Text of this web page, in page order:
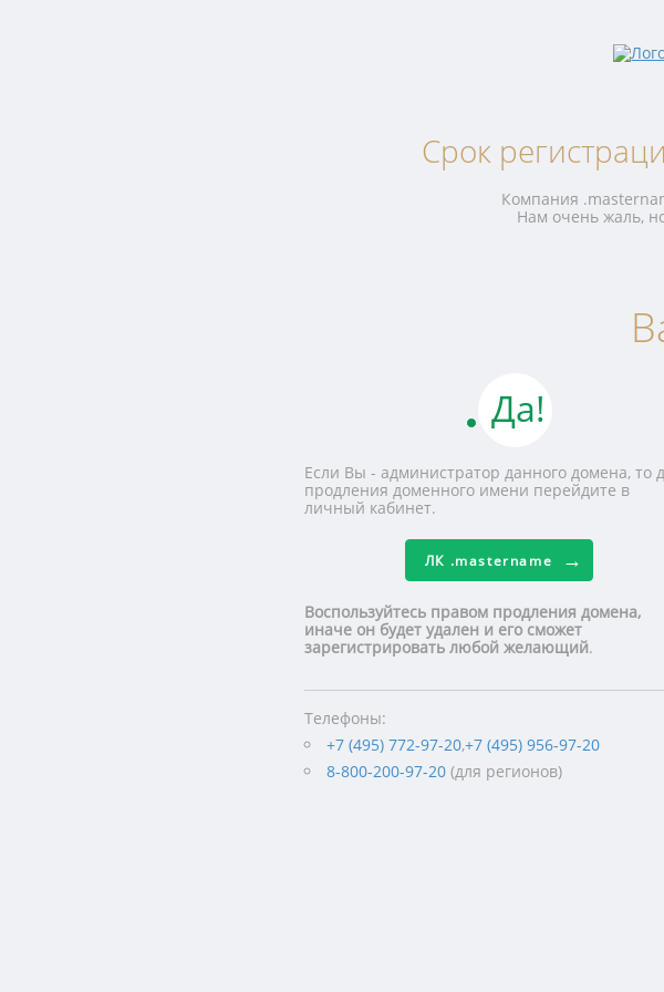
Срок
Компания
Нам очень жаль,
Да!
Если Вы - администратор данного домена, то
продления доменного имени перейдите в
личный кабинет.
ЛК .mastername
Воспользуйтесь правом продления домена,
иначе он будет удален и его сможет
зарегистрировать любой желающий.
Телефоны:
+7 (495) 772-97-20,+7 (495) 956-97-20
8-800-200-97-20 (для регионов)